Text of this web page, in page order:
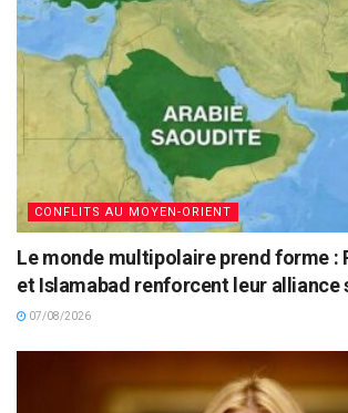
CONFLITS AU MOYEN-ORIENT
Le monde multipolaire prend forme :
et Islamabad renforcent leur
07/08/2026